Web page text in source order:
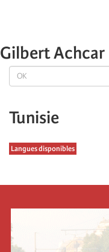
OK
Tunisie
Langues disponibles
Gilbert Achcar